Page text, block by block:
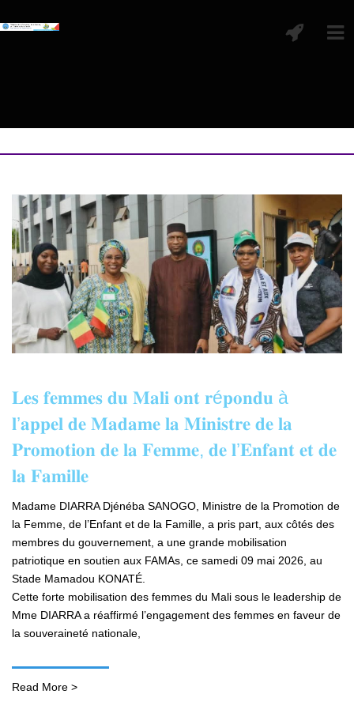
𝐋𝐞𝐬 𝐟𝐞𝐦𝐦𝐞𝐬 𝐝𝐮 𝐌𝐚𝐥𝐢 𝐨𝐧𝐭 𝐫é𝐩𝐨𝐧𝐝𝐮 à
𝐥’𝐚𝐩𝐩𝐞𝐥 𝐝𝐞 𝐌𝐚𝐝𝐚𝐦𝐞 𝐥𝐚 𝐌𝐢𝐧𝐢𝐬𝐭𝐫𝐞 𝐝𝐞 𝐥𝐚
𝐏𝐫𝐨𝐦𝐨𝐭𝐢𝐨𝐧 𝐝𝐞 𝐥𝐚 𝐅𝐞𝐦𝐦𝐞, 𝐝𝐞 𝐥’𝐄𝐧𝐟𝐚𝐧𝐭 𝐞𝐭 𝐝𝐞
𝐥𝐚 𝐅𝐚𝐦𝐢𝐥𝐥𝐞
Madame DIARRA Djénéba SANOGO, Ministre de la Promotion de
la Femme, de l’Enfant et de la Famille, a pris part, aux côtés des
membres du gouvernement, a une grande mobilisation
patriotique en soutien aux FAMAs, ce samedi 09 mai 2026, au
Stade Mamadou KONATÉ.
Cette forte mobilisation des femmes du Mali sous le leadership de
Mme DIARRA a réaffirmé l’engagement des femmes en faveur de
la souveraineté nationale,
Read More >